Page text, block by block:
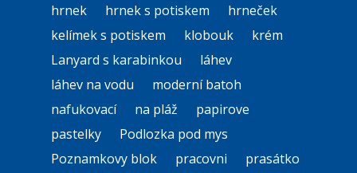
hrnek
hrnek s potiskem
hrneček
kelímek s potiskem
klobouk
krém
Lanyard s karabinkou
láhev
láhev na vodu
moderní batoh
nafukovací
na pláž
papirove
pastelky
Podlozka pod mys
Poznamkovy blok
pracovni prasátko